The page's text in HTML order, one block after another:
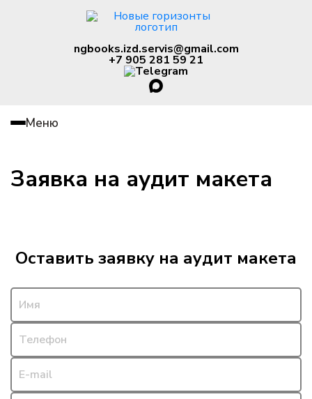
ngbooks.izd.servis@gmail.com
+7 905 281 59 21
Меню
Работа с текстом
Сертификаты
Печать тиража
Наши работы
Сертификаты
Заявка на аудит макета
Оставить заявку на аудит макета
Имя
Телефон
E-mail